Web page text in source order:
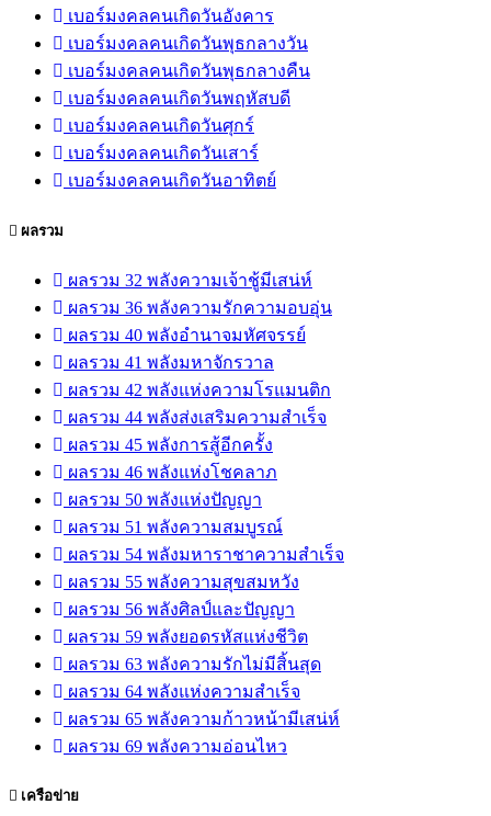
เบอร์มงคลคนเกิดวันอังคาร
เบอร์มงคลคนเกิดวันพุธกลางวัน
เบอร์มงคลคนเกิดวันพุธกลางคืน
เบอร์มงคลคนเกิดวันพฤหัสบดี
เบอร์มงคลคนเกิดวันศุกร์
เบอร์มงคลคนเกิดวันเสาร์
เบอร์มงคลคนเกิดวันอาทิตย์
ผลรวม
ผลรวม 32 พลังความเจ้าชู้มีเสน่ห์
ผลรวม 36 พลังความรักความอบอุ่น
ผลรวม 40 พลังอำนาจมหัศจรรย์
ผลรวม 41 พลังมหาจักรวาล
ผลรวม 42 พลังแห่งความโรแมนติก
ผลรวม 44 พลังส่งเสริมความสำเร็จ
ผลรวม 45 พลังการสู้อีกครั้ง
ผลรวม 46 พลังแห่งโชคลาภ
ผลรวม 50 พลังแห่งปัญญา
ผลรวม 51 พลังความสมบูรณ์
ผลรวม 54 พลังมหาราชาความสำเร็จ
ผลรวม 55 พลังความสุขสมหวัง
ผลรวม 56 พลังศิลป์และปัญญา
ผลรวม 59 พลังยอดรหัสแห่งชีวิต
ผลรวม 63 พลังความรักไม่มีสิ้นสุด
ผลรวม 64 พลังแห่งความสำเร็จ
ผลรวม 65 พลังความก้าวหน้ามีเสน่ห์
ผลรวม 69 พลังความอ่อนไหว
เครือข่าย